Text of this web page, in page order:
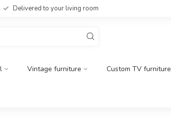
Delivered to your living room
Vintage furniture Custom TV furniture